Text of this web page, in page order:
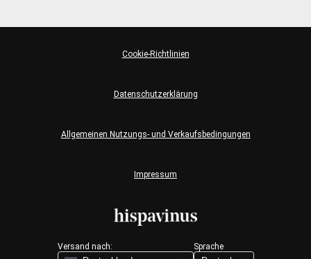
Versand nach: Sprache
Impressum
Allgemeinen Nutzungs- und Verkaufsbedingungen
Datenschutzerklärung
Cookie-Richtlinien